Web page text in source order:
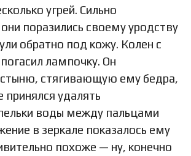
угрей. Сильно
поразились своему уродству
обратно под кожу. Колен с
лампочку. Он
стягивающую ему бедра,
принялся удалять
воды между пальцами
в зеркале показалось ему
похоже — ну, конечно